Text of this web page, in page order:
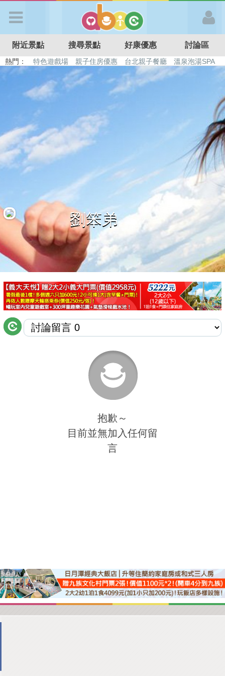
APP登入
首 頁
搜尋景點
好康優惠
最新留言
商家合作
推薦景點
討論區
聯絡我們
附近景點 搜尋景點 好康優惠 討論區
熱門： 特色遊戲場 親子住房優惠 台北親子餐廳
溫泉泡湯SPA
溜滑梯民宿
觀光工廠 日本親子景點
劉笨弟
抱歉～
目前並無加入任何留
言